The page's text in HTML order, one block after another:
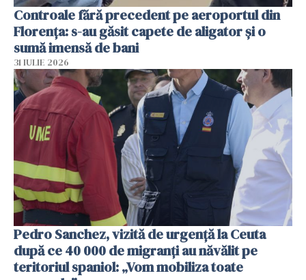
Controale fără precedent pe aeroportul din
Florența: s-au găsit capete de aligator și o
sumă imensă de bani
31 IULIE 2026
Pedro Sanchez, vizită de urgență la Ceuta
după ce 40 000 de migranți au năvălit pe
teritoriul spaniol: „Vom mobiliza toate